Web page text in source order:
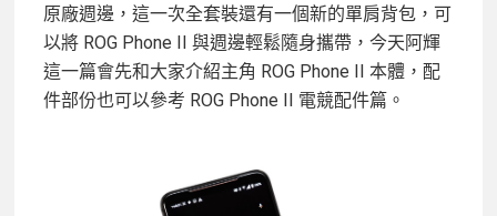
原廠週邊，這一次全套裝還有一個新的單肩背包，可
以將 ROG Phone II 與週邊輕鬆隨身攜帶，今天阿輝
這一篇會先和大家介紹主角 ROG Phone II 本體，配
件部份也可以參考 ROG Phone II 電競配件篇。